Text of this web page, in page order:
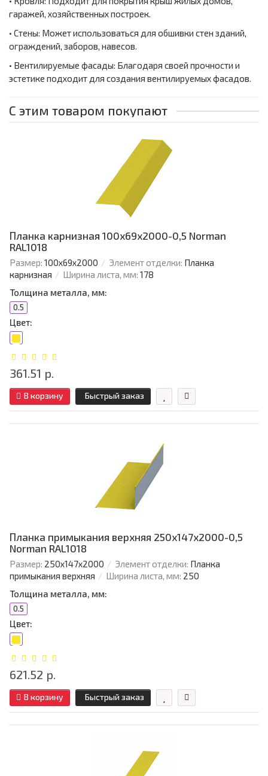
гаражей, хозяйственных построек.
• Стены: Может использоваться для обшивки стен зданий,
ограждений, заборов, навесов.
• Вентилируемые фасады: Благодаря своей прочности и
эстетике подходит для создания вентилируемых фасадов.
С этим товаром покупают
Планка карнизная 100х69х2000-0,5 Norman
RAL1018
Размер: 100х69х2000 Элемент отделки: Планка
карнизная
Ширина листа, мм: 178
Толщина металла, мм:
0.5
Цвет:
361.51 р.
В корзину Быстрый заказ
Планка примыкания верхняя 250х147х2000-0,5
Norman RAL1018
Размер: 250х147х2000 Элемент отделки: Планка
примыкания верхняя
Ширина листа, мм: 250
Толщина металла, мм:
0.5
Цвет:
621.52 р.
В корзину Быстрый заказ